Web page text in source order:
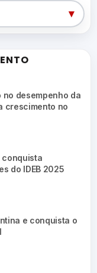
▾
desempenho da
crescimento no
conquista
do IDEB 2025
e conquista o